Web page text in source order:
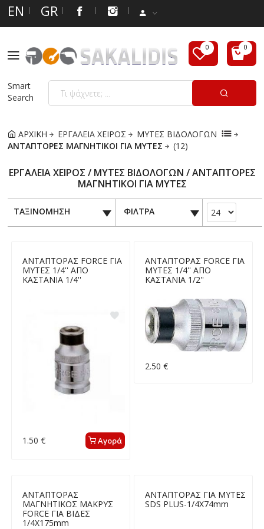
EN GR
Smart
Search
ΑΡΧΙΚΗ ΕΡΓΑΛΕΙΑ ΧΕΙΡΟΣ
ΜΥΤΕΣ ΒΙΔΟΛΟΓΩΝ
ΑΝΤΑΠΤΟΡΕΣ ΜΑΓΝΗΤΙΚΟΙ ΓΙΑ ΜΥΤΕΣ
(12)
ΕΡΓΑΛΕΙΑ ΧΕΙΡΟΣ / ΜΥΤΕΣ ΒΙΔΟΛΟΓΩΝ / ΑΝΤΑΠΤΟΡΕΣ
ΜΑΓΝΗΤΙΚΟΙ ΓΙΑ ΜΥΤΕΣ
ΤΑΞΙΝΟΜΗΣΗ ΦΙΛΤΡΑ
ΑΝΤΑΠΤΟΡΑΣ FORCE ΓΙΑ
ΜΥΤΕΣ 1/4'' ΑΠΟ
ΚΑΣΤΑΝΙΑ 1/4''
1.50 € Αγορά
ΑΝΤΑΠΤΟΡΑΣ FORCE ΓΙΑ
ΜΥΤΕΣ 1/4'' ΑΠΟ
ΚΑΣΤΑΝΙΑ 1/2''
2.50 €
ΑΝΤΑΠΤΟΡΑΣ
ΜΑΓΝΗΤΙΚΟΣ ΜΑΚΡΥΣ
FORCE ΓΙΑ ΒΙΔΕΣ
1/4Χ175mm
ΑΝΤΑΠΤΟΡΑΣ ΓΙΑ ΜΥΤΕΣ
SDS PLUS-1/4Χ74mm